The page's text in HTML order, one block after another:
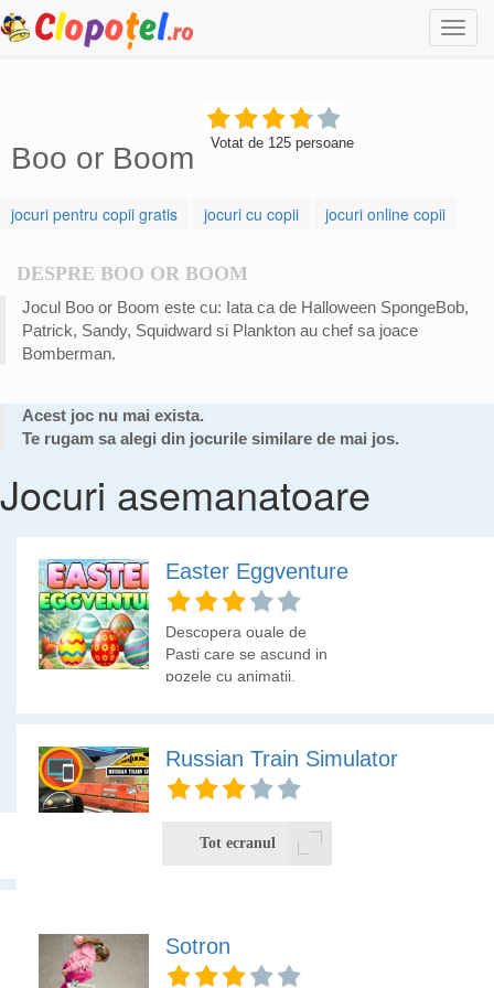
Boo or Boom Votat de 125 persoane
jocuri pentru copii gratis jocuri cu copii jocuri online copii
DESPRE BOO OR BOOM
Jocul Boo or Boom este cu: Iata ca de Halloween SpongeBob,
Patrick, Sandy, Squidward si Plankton au chef sa joace
Bomberman.
Acest joc nu mai exista.
Te rugam sa alegi din jocurile similare de mai jos.
Jocuri asemanatoare
Easter Eggventure
Descopera ouale de
Pasti care se ascund in
pozele cu animatii.
Russian Train Simulator
conductorului de tren si
manevreaza trenul asa
Sotron
Tot ecranul
Foloseste SAGETILE pentru a te deplasa si tasta SPACE
pentru a da drumul la bomba.